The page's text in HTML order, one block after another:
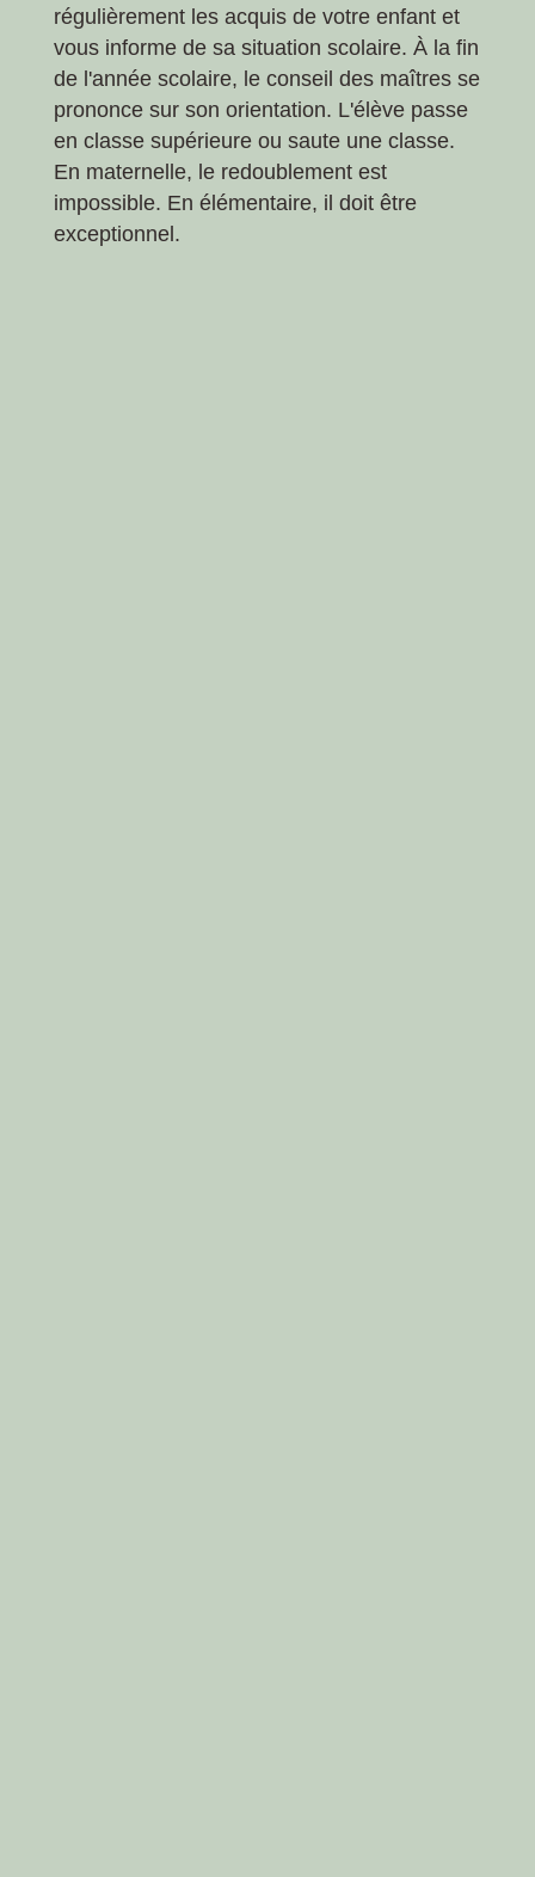
régulièrement les acquis de votre enfant et
vous informe de sa situation scolaire. À la fin
de l'année scolaire, le conseil des maîtres se
prononce sur son orientation. L'élève passe
en classe supérieure ou saute une classe.
En maternelle, le redoublement est
impossible. En élémentaire, il doit être
exceptionnel.